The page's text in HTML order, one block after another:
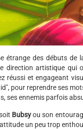
étrange des débuts de
direction artistique qui
réussi et engageant
pour reprendre ses
ses ennemis parfois
Bubsyou son
un peu trop